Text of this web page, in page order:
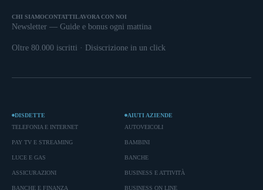
CHI SIAMOCONTATTI LAVORA CON NOI
Newsletter — Guide e bonus ogni mattina
Oltre 80.000 iscritti · Disiscrizione in un click
DISDETTE
TELEFONIA E INTERNET
PAY TV E STREAMING
LUCE E GAS
ASSICURAZIONI
BANCHE E FINANZA
AIUTI AZIENDE
AUTOVEICOLI
BAMBINI
BANCHE
BUSINESS E ATTIVITÀ
BUSINESS ON LINE